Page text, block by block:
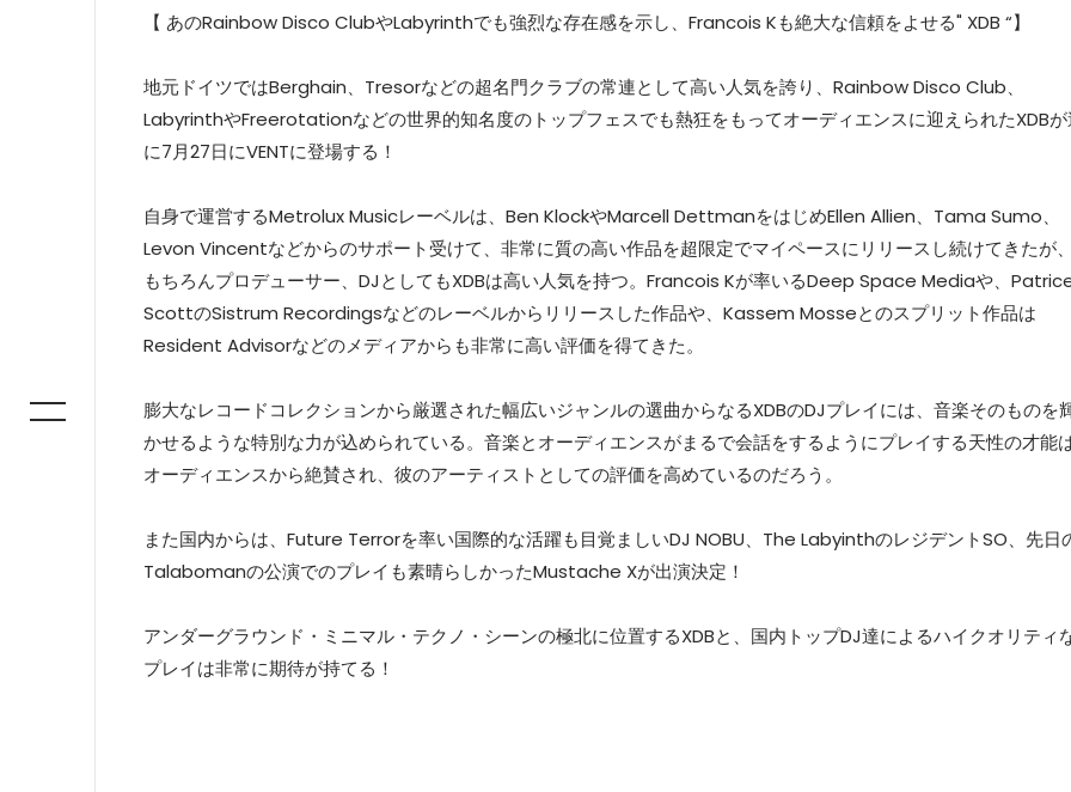
【 あのRainbow Disco ClubやLabyrinthでも強烈な存在感を示し、Francois Kも絶大な信頼をよせる" XDB “】
地元ドイツではBerghain、Tresorなどの超名門クラブの常連として高い人気を誇り、Rainbow Disco Club、
LabyrinthやFreerotationなどの世界的知名度のトップフェスでも熱狂をもってオーディエンスに迎えられたXDBが
に7月27日にVENTに登場する！
自身で運営するMetrolux Musicレーベルは、Ben KlockやMarcell DettmanをはじめEllen Allien、Tama Sumo、
Levon Vincentなどからのサポート受けて、非常に質の高い作品を超限定でマイペースにリリースし続けてきたが、
もちろんプロデューサー、DJとしてもXDBは高い人気を持つ。Francois Kが率いるDeep Space Mediaや、
ScottのSistrum Recordingsなどのレーベルからリリースした作品や、Kassem Mosseとのスプリット作品は
Resident Advisorなどのメディアからも非常に高い評価を得てきた。
膨大なレコードコレクションから厳選された幅広いジャンルの選曲からなるXDBのDJプレイには、音楽そのものを
かせるような特別な力が込められている。音楽とオーディエンスがまるで会話をするようにプレイする天性の才能
オーディエンスから絶賛され、彼のアーティストとしての評価を高めているのだろう。
また国内からは、Future Terrorを率い国際的な活躍も目覚ましいDJ NOBU、The LabyinthのレジデントSO、先日
Talabomanの公演でのプレイも素晴らしかったMustache Xが出演決定！
アンダーグラウンド・ミニマル・テクノ・シーンの極北に位置するXDBと、国内トップDJ達によるハイクオリティ
プレイは非常に期待が持てる！